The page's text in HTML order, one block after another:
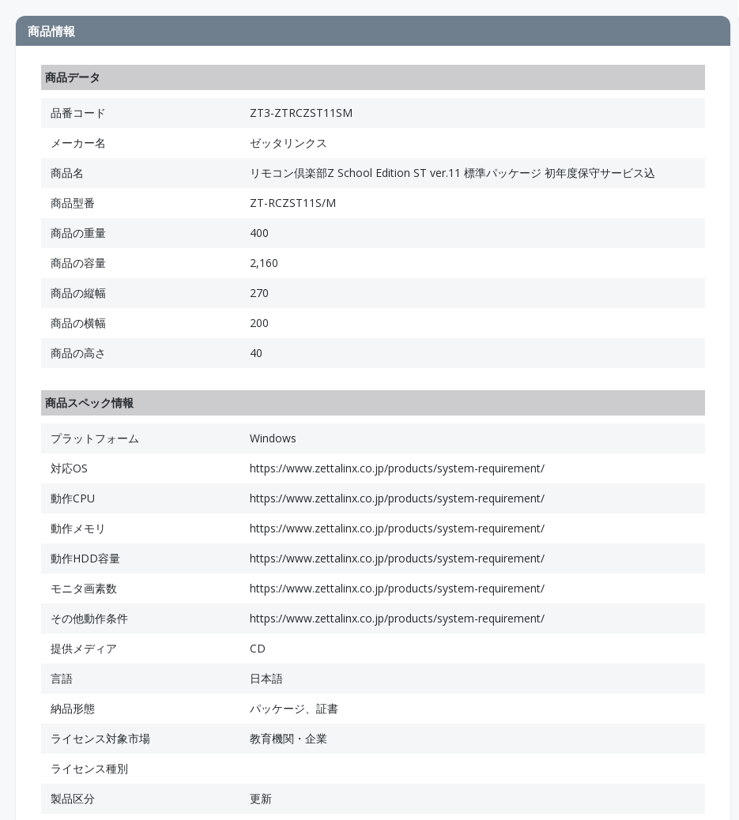
商品情報
商品データ
品番コード
ZT3-ZTRCZST11SM
メーカー名
ゼッタリンクス
商品名
リモコン倶楽部Z School Edition ST ver.11 標準パッケージ 初年度保守サービス込
商品型番
ZT-RCZST11S/M
商品の重量
400
商品の容量
2,160
商品の縦幅
270
商品の横幅
200
商品の高さ
40
商品スペック情報
プラットフォーム
Windows
対応OS
https://www.zettalinx.co.jp/products/system-requirement/
動作CPU
https://www.zettalinx.co.jp/products/system-requirement/
動作メモリ
https://www.zettalinx.co.jp/products/system-requirement/
動作HDD容量
https://www.zettalinx.co.jp/products/system-requirement/
モニタ画素数
https://www.zettalinx.co.jp/products/system-requirement/
その他動作条件
https://www.zettalinx.co.jp/products/system-requirement/
提供メディア
CD
言語
日本語
納品形態
パッケージ、証書
ライセンス対象市場
教育機関・企業
ライセンス種別
製品区分
更新